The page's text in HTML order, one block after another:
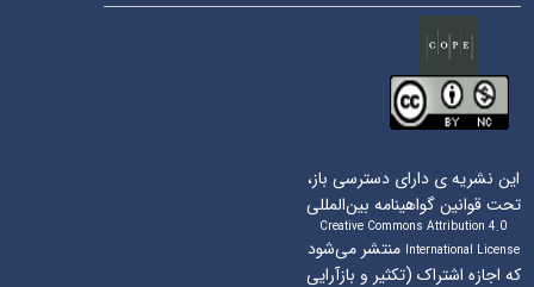
این نشریه ی دارای دسترسی باز،
تحت قوانین گواهینامه بین‌المللی
Creative Commons Attribution 4.0
International Licenseمنتشر می‌شود
که اجازه اشتراک (تکثیر و بازآرایی